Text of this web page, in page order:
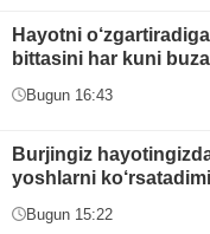
Hayotni
bittasini har kuni
Bugun 16:43
Burjingiz
yoshlarni
Bugun 15:22